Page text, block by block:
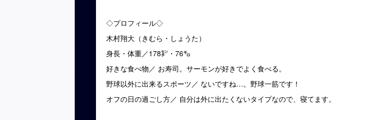
◇プロフィール◇
木村翔大（きむら・しょうた）
身長・体重／178㌢・76㌔
好きな食べ物／ お寿司。サーモンが好きでよく食べる。
野球以外に出来るスポーツ／ ないですね…。野球一筋です！
オフの日の過ごし方／ 自分は外に出たくないタイプなので、寝てます。